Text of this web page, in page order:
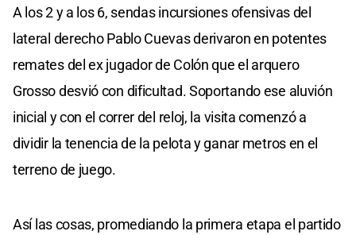
A los 2 y a los 6, sendas incursiones ofensivas del
lateral derecho Pablo Cuevas derivaron en potentes
remates del ex jugador de Colón que el arquero
Grosso desvió con dificultad. Soportando ese aluvión
inicial y con el correr del reloj, la visita comenzó a
dividir la tenencia de la pelota y ganar metros en el
terreno de juego.
Así las cosas, promediando la primera etapa el partido